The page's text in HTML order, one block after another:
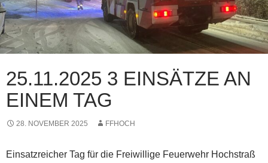
25.11.2025 3 EINSÄTZE AN
EINEM TAG
28. NOVEMBER 2025 FFHOCH
Einsatzreicher Tag für die Freiwillige Feuerwehr Hochstraß